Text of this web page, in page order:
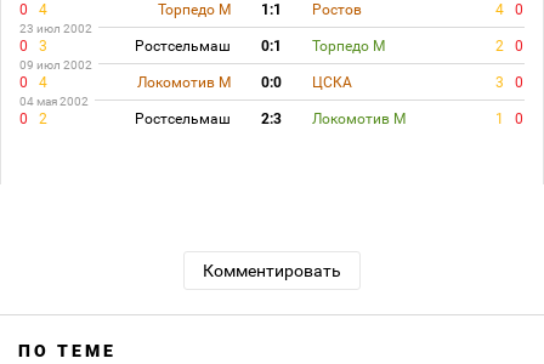
0 4 Торпедо М 1:1 Ростов 4 0
23 июл 2002
0 3 Ростсельмаш 0:1 Торпедо М 2 0
09 июл 2002
0 4 Локомотив М 0:0 ЦСКА 3 0
04 мая 2002
0 2 Ростсельмаш 2:3 Локомотив М 1 0
Комментировать
ПО ТЕМЕ